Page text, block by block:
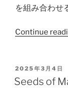
を組み合わせ
Continue
2025年3月4日
Seeds of